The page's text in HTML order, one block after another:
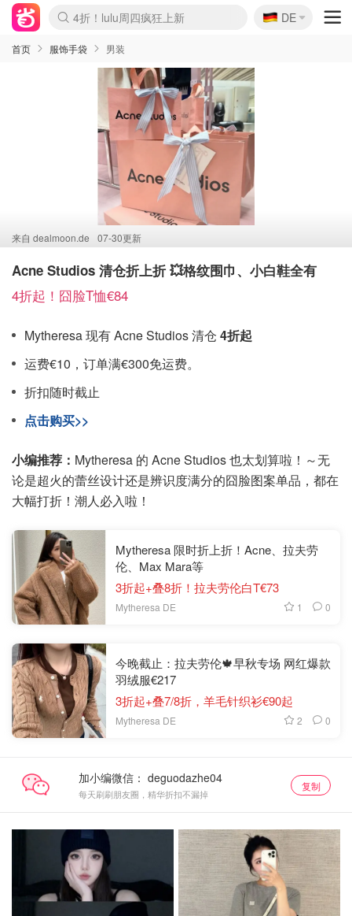
Boticinal 夏促开抢！
4折！lulu周四疯狂上新
还没结束！&OtherStories大促
Joybuy变相75折 随时失效
速领！Stanley独家85折
疑似霸哥！Camper额外叠85折
Zalando 奥莱闪促！每日更新
Moncler反季囤！5折起+叠9折
Coach Brooklyn仅€192
🇩🇪
DE
首页 服饰手袋 男装
来自 dealmoon.de 07-30更新
Acne Studios 清仓折上折 💥格纹围巾、小白鞋全有
4折起！囧脸T恤€84
Mytheresa 现有 Acne Studios 清仓 4折起
运费€10，订单满€300免运费。
折扣随时截止
点击购买>>
小编推荐： Mytheresa 的 Acne Studios 也太划算啦！～无
论是超火的蕾丝设计还是辨识度满分的囧脸图案单品，都在
大幅打折！潮人必入啦！
Mytheresa 限时折上折！Acne、拉夫劳
伦、Max Mara等
3折起+叠8折！拉夫劳伦白T€73
Mytheresa DE 1 0
今晚截止：拉夫劳伦🍁早秋专场 网红爆款
羽绒服€217
3折起+叠7/8折，羊毛针织衫€90起
Mytheresa DE 2 0
加小编微信：
每天刷刷朋友圈，精华折扣不漏掉
复制